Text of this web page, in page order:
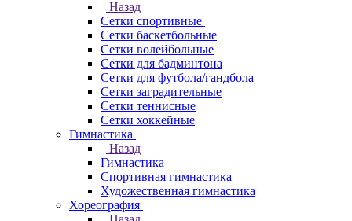
Назад
Сетки спортивные
Сетки баскетбольные
Сетки волейбольные
Сетки для бадминтона
Сетки для футбола/гандбола
Сетки заградительные
Сетки теннисные
Сетки хоккейные
Гимнастика
Назад
Гимнастика
Спортивная гимнастика
Художественная гимнастика
Хореография